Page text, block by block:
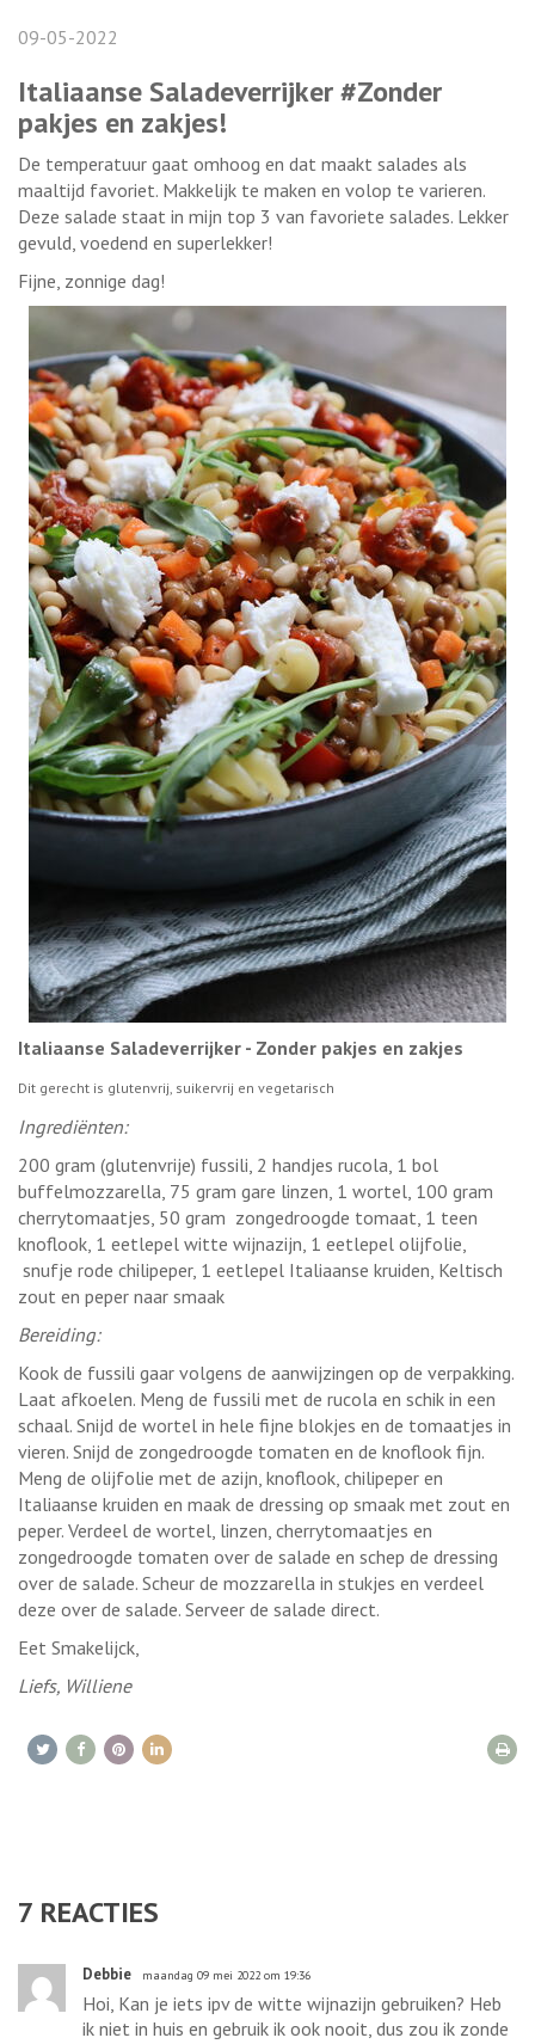
09-05-2022
Italiaanse Saladeverrijker #Zonder
pakjes en zakjes!
De temperatuur gaat omhoog en dat maakt salades als
maaltijd favoriet. Makkelijk te maken en volop te varieren.
Deze salade staat in mijn top 3 van favoriete salades. Lekker
gevuld, voedend en superlekker!
Fijne, zonnige dag!
Italiaanse Saladeverrijker - Zonder pakjes en zakjes
Dit gerecht is glutenvrij, suikervrij en vegetarisch
Ingrediënten:
200 gram (glutenvrije) fussili, 2 handjes rucola, 1 bol
buffelmozzarella, 75 gram gare linzen, 1 wortel, 100 gram
cherrytomaatjes, 50 gram zongedroogde tomaat, 1 teen
knoflook, 1 eetlepel witte wijnazijn, 1 eetlepel olijfolie,
snufje rode chilipeper, 1 eetlepel Italiaanse kruiden, Keltisch
zout en peper naar smaak
Bereiding:
Kook de fussili gaar volgens de aanwijzingen op de verpakking.
Laat afkoelen. Meng de fussili met de rucola en schik in een
schaal. Snijd de wortel in hele fijne blokjes en de tomaatjes in
vieren. Snijd de zongedroogde tomaten en de knoflook fijn.
Meng de olijfolie met de azijn, knoflook, chilipeper en
Italiaanse kruiden en maak de dressing op smaak met zout en
peper. Verdeel de wortel, linzen, cherrytomaatjes en
zongedroogde tomaten over de salade en schep de dressing
over de salade. Scheur de mozzarella in stukjes en verdeel
deze over de salade. Serveer de salade direct.
Eet Smakelijck,
Liefs, Williene
7 REACTIES
Debbie maandag 09 mei 2022 om 19:36
Hoi, Kan je iets ipv de witte wijnazijn gebruiken? Heb
ik niet in huis en gebruik ik ook nooit, dus zou ik zonde